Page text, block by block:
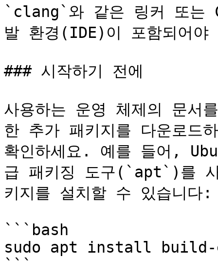
`clang`와 같은 링커 또는
발 환경(IDE)이 포함되어야
### 시작하기 전에
사용하는 운영 체제의 문서
한 추가 패키지를 다운로드
확인하세요. 예를 들어,
급 패키징 도구(`apt`)를
키지를 설치할 수 있습니다:
```bash
sudo apt install build-
```